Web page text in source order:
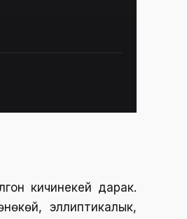
кичинекей дарак.
эллиптикалык,